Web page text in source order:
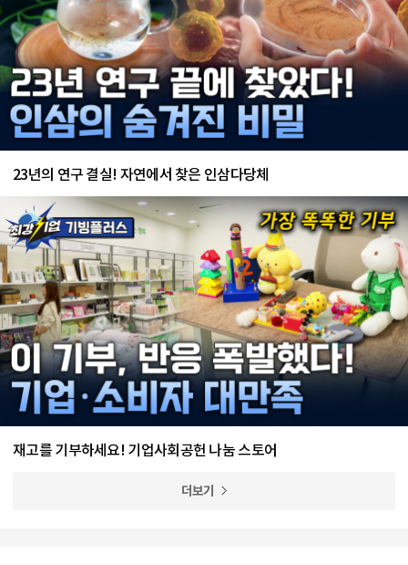
23년의 연구 결실! 자연에서 찾은 인삼다당체
재고를 기부하세요! 기업사회공헌 나눔 스토어
더보기